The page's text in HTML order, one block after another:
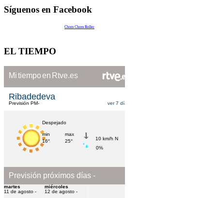
Síguenos en Facebook
Chom Chom Roller
EL TIEMPO